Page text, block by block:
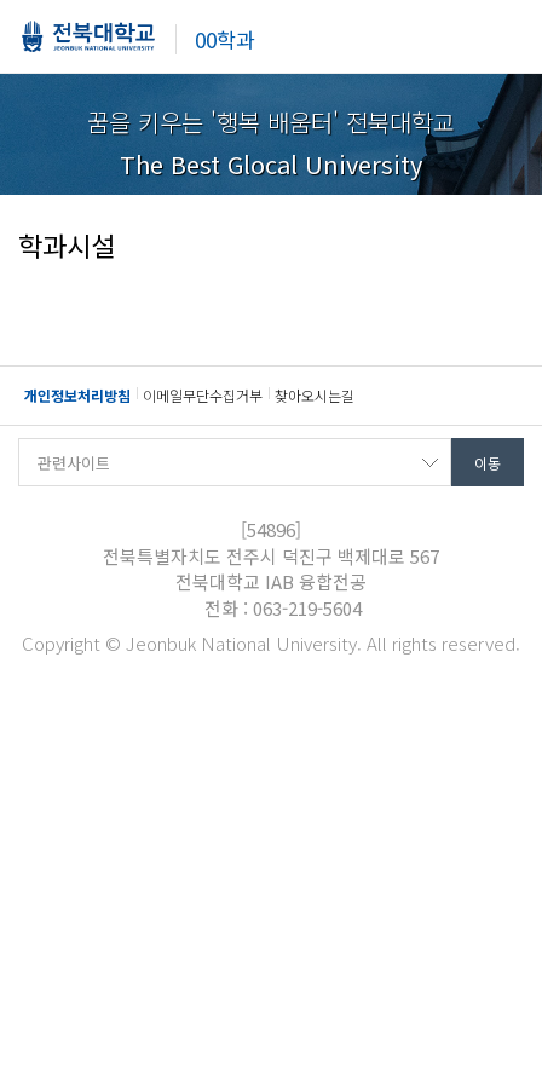
00학과
꿈을 키우는 '행복 배움터' 전북대학교
The Best Glocal University
학과시설
개인정보처리방침 이메일무단수집거부 찾아오시는길
[54896]
전북특별자치도 전주시 덕진구 백제대로 567
전북대학교 IAB 융합전공
전화 : 063-219-5604
Copyright © Jeonbuk National University. All rights reserved.